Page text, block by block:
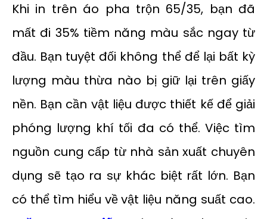
Khi in trên áo pha trộn 65/35, bạn đã
mất đi 35% tiềm năng màu sắc ngay từ
đầu. Bạn tuyệt đối không thể để lại bất kỳ
lượng màu thừa nào bị giữ lại trên giấy
nền. Bạn cần vật liệu được thiết kế để giải
phóng lượng khí tối đa có thể. Việc tìm
nguồn cung cấp từ nhà sản xuất chuyên
dụng sẽ tạo ra sự khác biệt rất lớn. Bạn
có thể tìm hiểu về vật liệu năng suất cao.